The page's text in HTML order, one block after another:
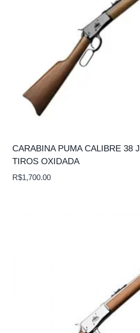
CARABINA PUMA CALIBRE 38
TIROS OXIDADA
R$1,700.00